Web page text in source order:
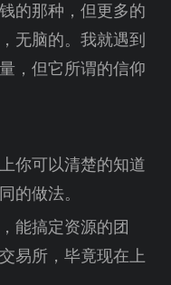
的那种，但更多的
无脑的。我就遇到
，但它所谓的信仰
你可以清楚的知道
的做法。
能搞定资源的团
易所，毕竟现在上